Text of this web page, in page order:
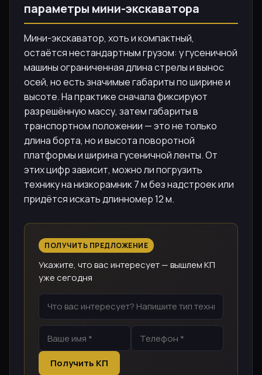
параметры мини-экскаватора
Мини-экскаватор, хоть и компактный,
остаётся нестандартным грузом: у гусеничной
машины ограниченная длина стрелы и вынос
осей, но есть значимые габариты по ширине и
высоте. На практике сначала фиксируют
разрешённую массу, затем габариты в
транспортном положении — это не только
длина борта, но и высота поворотной
платформы и ширина гусеничной ленты. От
этих цифр зависит, можно ли погрузить
технику на низкорамник 7 м без надстроек или
придётся искать длинномер 12 м.
ПОЛУЧИТЬ ПРЕДЛОЖЕНИЕ
Укажите, что вас интересует — вышлем КП
уже сегодня
Получить КП